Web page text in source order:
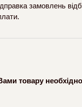
замовлень
товару